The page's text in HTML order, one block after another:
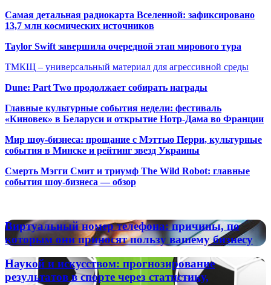
Самая детальная радиокарта Вселенной: зафиксировано
13,7 млн космических источников
Taylor Swift завершила очередной этап мирового тура
ТМКЩ – универсальный материал для агрессивной среды
Dune: Part Two продолжает собирать награды
Главные культурные события недели: фестиваль
«Киновек» в Беларуси и открытие Нотр-Дама во Франции
Мир шоу-бизнеса: прощание с Мэттью Перри, культурные
события в Минске и рейтинг звезд Украины
Смерть Мэгги Смит и триумф The Wild Robot: главные
события шоу-бизнеса — обзор
Виртуальный
номер
телефона:
причины,
по
которым
Виртуальный номер телефона: причины, по
которым они приносят пользу вашему бизнесу
Наукой
и
Наукой и искусством: прогнозирование
результатов в спорте через статистику,